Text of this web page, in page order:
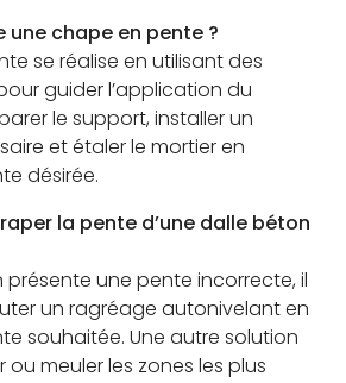
une chape en pente ?
se réalise en utilisant des
guider l’application du
le support, installer un
et étaler le mortier en
désirée.
la pente d’une dalle béton
présente une pente incorrecte, il
un ragréage autonivelant en
souhaitée. Une autre solution
meuler les zones les plus